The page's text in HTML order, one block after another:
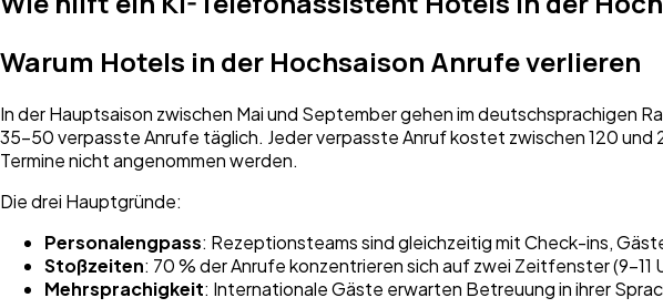
Warum Hotels in der Hochsaison Anrufe verlieren
In der Hauptsaison zwischen Mai und September gehen im deutschsprachigen
35–50 verpasste Anrufe täglich. Jeder verpasste Anruf kostet zwischen 120
Termine nicht angenommen werden.
Die drei Hauptgründe:
Personalengpass: Rezeptionsteams sind gleichzeitig mit Check-ins,
Stoßzeiten: 70 % der Anrufe konzentrieren sich auf zwei Zeitfenster (9–11
Mehrsprachigkeit: Internationale Gäste erwarten Betreuung in ihrer